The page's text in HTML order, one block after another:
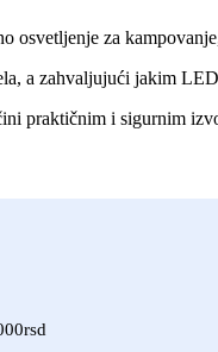
osvetljenje za
a zahvaljujući jakim
praktičnim i sigurnim